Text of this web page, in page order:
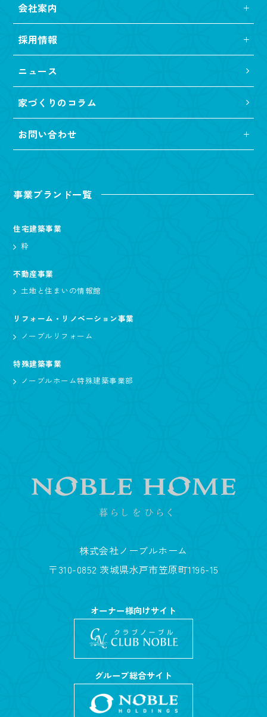
会社案内
採用情報
ニュース
家づくりのコラム
お問い合わせ
事業ブランド一覧
住宅建築事業
粋
不動産事業
土地と住まいの情報館
リフォーム・リノベーション事業
ノーブルリフォーム
特殊建築事業
ノーブルホーム特殊建築事業部
株式会社ノーブルホーム
〒310-0852 茨城県水戸市笠原町1196-15
オーナー様向けサイト
グループ総合サイト